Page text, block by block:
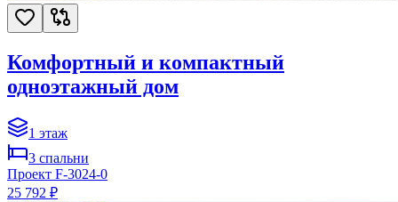
Комфортный и компактный
одноэтажный дом
1 этаж
3 спальни
Проект F-3024-0
25 792 ₽